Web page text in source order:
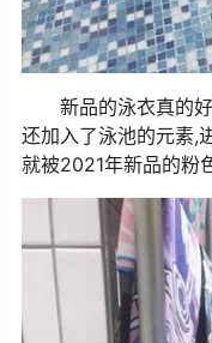
新品的泳衣真的
还加入了泳池的元素,
就被2021年新品的粉